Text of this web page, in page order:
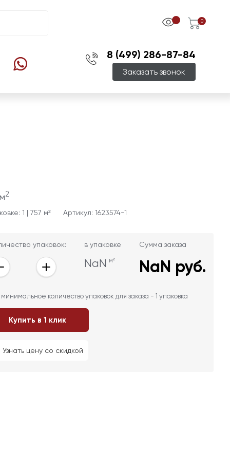
0
8 (499) 286-87-84
Заказать звонок
2
1 | 757 м² Артикул: 1623574-1
упаковок: в упаковке
NaN м²
Сумма заказа
NaN руб.
количество упаковок для заказа - 1 упаковка
Купить в 1 клик
Узнать цену со скидкой